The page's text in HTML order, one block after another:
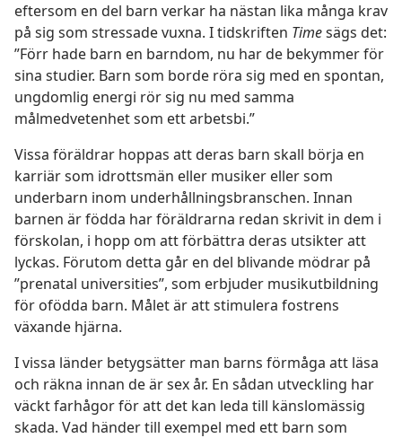
eftersom en del barn verkar ha nästan lika många krav
på sig som stressade vuxna. I tidskriften Timesägs det:
”Förr hade barn en barndom, nu har de bekymmer för
sina studier. Barn som borde röra sig med en spontan,
ungdomlig energi rör sig nu med samma
målmedvetenhet som ett arbetsbi.”
Vissa föräldrar hoppas att deras barn skall börja en
karriär som idrottsmän eller musiker eller som
underbarn inom underhållningsbranschen. Innan
barnen är födda har föräldrarna redan skrivit in dem i
förskolan, i hopp om att förbättra deras utsikter att
lyckas. Förutom detta går en del blivande mödrar på
”prenatal universities”, som erbjuder musikutbildning
för ofödda barn. Målet är att stimulera fostrens
växande hjärna.
I vissa länder betygsätter man barns förmåga att läsa
och räkna innan de är sex år. En sådan utveckling har
väckt farhågor för att det kan leda till känslomässig
skada. Vad händer till exempel med ett barn som